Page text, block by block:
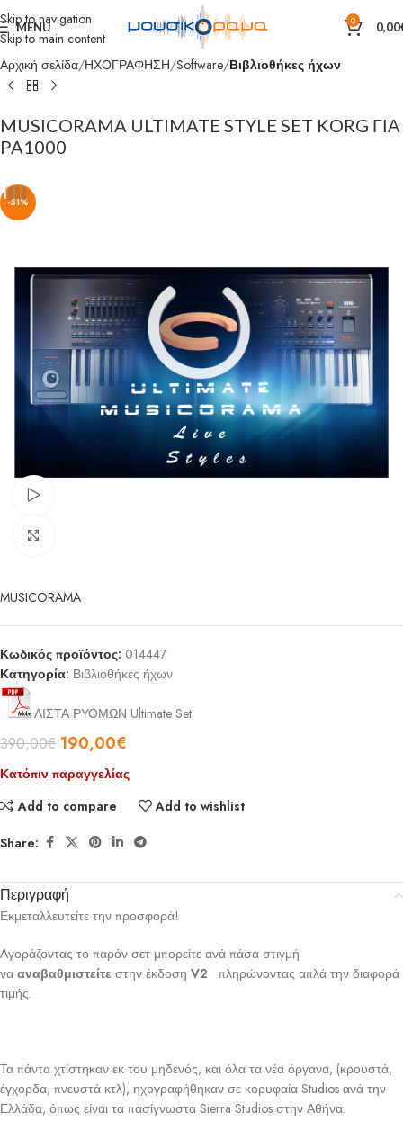
Skip to navigation
Skip to main content
MENU 0 0,00
Αρχική σελίδα ΗΧΟΓΡΑΦΗΣΗ Software Βιβλιοθήκες ήχων
MUSICORAMA ULTIMATE STYLE SET KORG ΓΙΑ
PA1000
-51%
MUSICORAMA
Κωδικός προϊόντος: 014447
Κατηγορία: Βιβλιοθήκες ήχων
ΛΙΣΤΑ ΡΥΘΜΩΝ Ultimate Set
390,00€ 190,00€
Κατόπιν παραγγελίας
Add to compare
Add to wishlist
Share:
Περιγραφή
Εκμεταλλευτείτε την προσφορά!
Αγοράζοντας το παρόν σετ μπορείτε ανά πάσα στιγμή
να αναβαθμιστείτε στην έκδοση V2 πληρώνοντας απλά την διαφορά
τιμής.
Τα πάντα χτίστηκαν εκ του μηδενός, και όλα τα νέα όργανα, (κρουστά,
έγχορδα, πνευστά κτλ), ηχογραφήθηκαν σε κορυφαία Studios ανά την
Ελλάδα, όπως είναι τα πασίγνωστα Sierra Studios στην Αθήνα.